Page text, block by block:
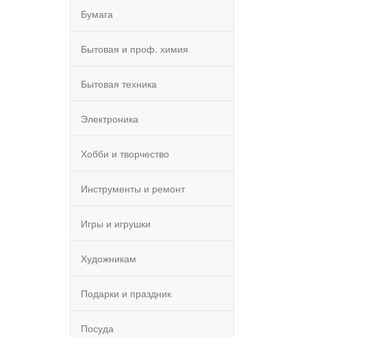
Бумага
Бытовая и проф. химия
Бытовая техника
Электроника
Хобби и творчество
Инструменты и ремонт
Игры и игрушки
Художникам
Подарки и праздник
Посуда